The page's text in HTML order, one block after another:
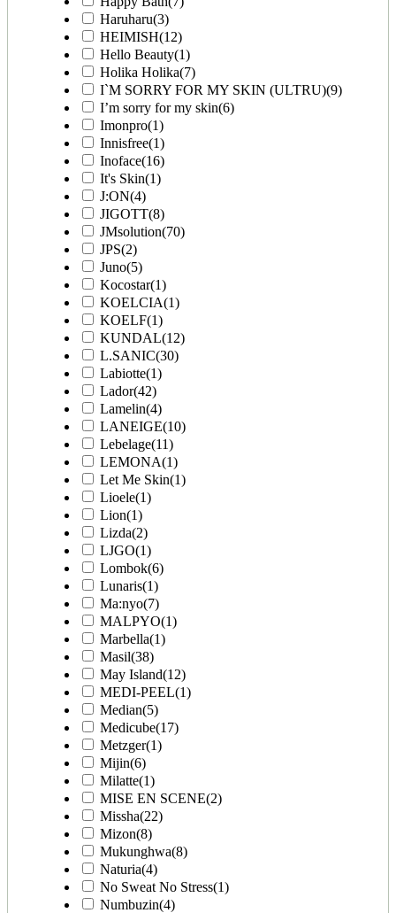
Haruharu(3)
HEIMISH(12)
Hello Beauty(1)
Holika Holika(7)
I`M SORRY FOR MY SKIN (ULTRU)(9)
I’m sorry for my skin(6)
Imonpro(1)
Innisfree(1)
Inoface(16)
It's Skin(1)
J:ON(4)
JIGOTT(8)
JMsolution(70)
JPS(2)
Juno(5)
Kocostar(1)
KOELCIA(1)
KOELF(1)
KUNDAL(12)
L.SANIC(30)
Labiotte(1)
Lador(42)
Lamelin(4)
LANEIGE(10)
Lebelage(11)
LEMONA(1)
Let Me Skin(1)
Lioele(1)
Lion(1)
Lizda(2)
LJGO(1)
Lombok(6)
Lunaris(1)
Ma:nyo(7)
MALPYO(1)
Marbella(1)
Masil(38)
May Island(12)
MEDI-PEEL(1)
Median(5)
Medicube(17)
Metzger(1)
Mijin(6)
Milatte(1)
MISE EN SCENE(2)
Missha(22)
Mizon(8)
Mukunghwa(8)
Naturia(4)
No Sweat No Stress(1)
Numbuzin(4)